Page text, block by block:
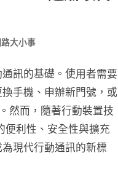
大小事
訊的基礎。使用者需要
手機、申辦新門號，或
然而，隨著行動裝置技
便利性、安全性與擴充
現代行動通訊的新標